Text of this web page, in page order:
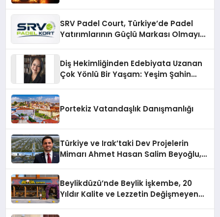
SRV Padel Court, Türkiye’de Padel
Yatırımlarının Güçlü Markası Olmayı
Diş Hekimliğinden Edebiyata Uzanan
Çok Yönlü Bir Yaşam: Yeşim Şahin
Portekiz Vatandaşlık Danışmanlığı
Türkiye ve Irak’taki Dev Projelerin
Mimarı Ahmet Hasan Salim Beyoğlu,
Hayata Geçirecek
Beylikdüzü’nde Beylik İşkembe, 20
Yıldır Kalite ve Lezzetin Değişmeyen